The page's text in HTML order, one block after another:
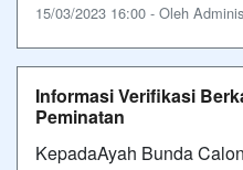
15/03/2023 16:00 - Oleh
Informasi Verifikasi
Peminatan
KepadaAyah Bunda